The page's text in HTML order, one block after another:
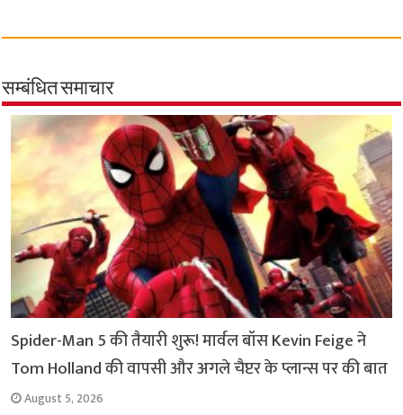
c
b
o
o
a
s
A
p
p
i
t
e
r
l
r
a
m
a
p
i
n
k
a
सम्बंधित समाचार
Spider-Man 5 की तैयारी शुरू! मार्वल बॉस Kevin Feige ने
Tom Holland की वापसी और अगले चैप्टर के प्लान्स पर की बात
August 5, 2026